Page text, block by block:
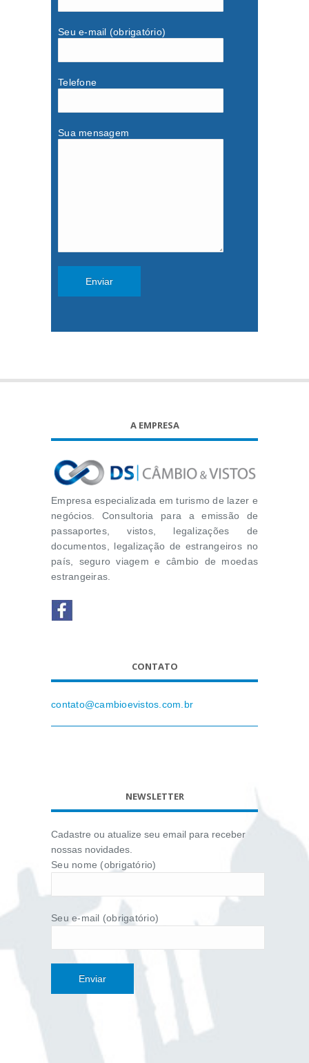
Seu e-mail (obrigatório)
Telefone
Sua mensagem
A EMPRESA
Empresa especializada em turismo de lazer e
negócios. Consultoria para a emissão de
passaportes, vistos, legalizações de
documentos, legalização de estrangeiros no
país, seguro viagem e câmbio de moedas
estrangeiras.
CONTATO
contato@cambioevistos.com.br
NEWSLETTER
Cadastre ou atualize seu email para receber
nossas novidades.
Seu nome (obrigatório)
Seu e-mail (obrigatório)